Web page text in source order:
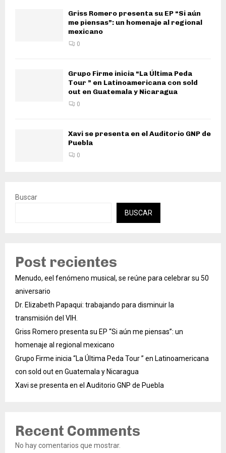
Griss Romero presenta su EP “Si aún
me piensas”: un homenaje al regional
mexicano
0
Grupo Firme inicia “La Última Peda
Tour ” en Latinoamericana con sold
out en Guatemala y Nicaragua
0
Xavi se presenta en el Auditorio GNP de
Puebla
0
Buscar
BUSCAR
Post recientes
Menudo, eel fenómeno musical, se reúne para celebrar su 50
aniversario
Dr. Elizabeth Papaqui: trabajando para disminuir la
transmisión del VIH.
Griss Romero presenta su EP “Si aún me piensas”: un
homenaje al regional mexicano
Grupo Firme inicia “La Última Peda Tour ” en Latinoamericana
con sold out en Guatemala y Nicaragua
Xavi se presenta en el Auditorio GNP de Puebla
Recent Comments
No hay comentarios que mostrar.